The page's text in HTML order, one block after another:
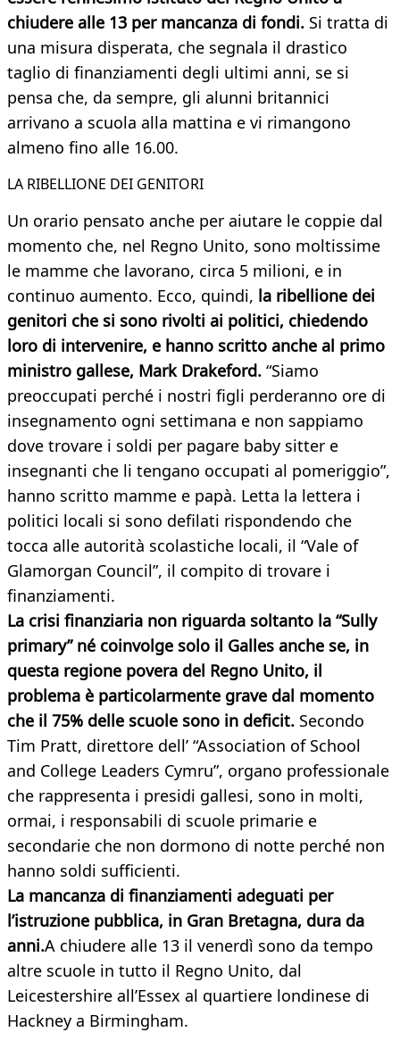
chiudere alle 13 per mancanza di fondi. Si tratta di
una misura disperata, che segnala il drastico
taglio di finanziamenti degli ultimi anni, se si
pensa che, da sempre, gli alunni britannici
arrivano a scuola alla mattina e vi rimangono
almeno fino alle 16.00.
LA RIBELLIONE DEI GENITORI
Un orario pensato anche per aiutare le coppie dal
momento che, nel Regno Unito, sono moltissime
le mamme che lavorano, circa 5 milioni, e in
continuo aumento. Ecco, quindi, la ribellione dei
genitori che si sono rivolti ai politici, chiedendo
loro di intervenire, e hanno scritto anche al primo
ministro gallese, Mark Drakeford. “Siamo
preoccupati perché i nostri figli perderanno ore di
insegnamento ogni settimana e non sappiamo
dove trovare i soldi per pagare baby sitter e
insegnanti che li tengano occupati al pomeriggio”,
hanno scritto mamme e papà. Letta la lettera i
politici locali si sono defilati rispondendo che
tocca alle autorità scolastiche locali, il “Vale of
Glamorgan Council”, il compito di trovare i
finanziamenti.
La crisi finanziaria non riguarda soltanto la “Sully
primary” né coinvolge solo il Galles anche se, in
questa regione povera del Regno Unito, il
problema è particolarmente grave dal momento
che il 75% delle scuole sono in deficit. Secondo
Tim Pratt, direttore dell’ “Association of School
and College Leaders Cymru”, organo professionale
che rappresenta i presidi gallesi, sono in molti,
ormai, i responsabili di scuole primarie e
secondarie che non dormono di notte perché non
hanno soldi sufficienti.
La mancanza di finanziamenti adeguati per
l’istruzione pubblica, in Gran Bretagna, dura da
anni.A chiudere alle 13 il venerdì sono da tempo
altre scuole in tutto il Regno Unito, dal
Leicestershire all’Essex al quartiere londinese di
Hackney a Birmingham.